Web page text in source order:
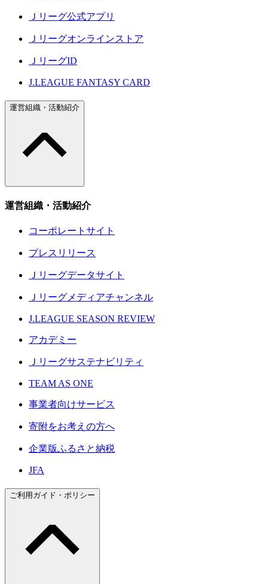
Ｊリーグ公式アプリ
Ｊリーグオンラインストア
ＪリーグID
J.LEAGUE FANTASY CARD
運営組織・活動紹介
運営組織・活動紹介
コーポレートサイト
プレスリリース
Ｊリーグデータサイト
Ｊリーグメディアチャンネル
J.LEAGUE SEASON REVIEW
アカデミー
Ｊリーグサステナビリティ
TEAM AS ONE
事業者向けサービス
寄附をお考えの方へ
企業版ふるさと納税
JFA
ご利用ガイド・ポリシー